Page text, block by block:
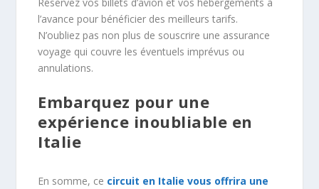
l’avance pour bénéficier des meilleurs tarifs.
N’oubliez pas non plus de souscrire une assurance
voyage qui couvre les éventuels imprévus ou
annulations.
Embarquez pour une
expérience inoubliable en
Italie
En somme, ce circuit en Italie vous offrira une